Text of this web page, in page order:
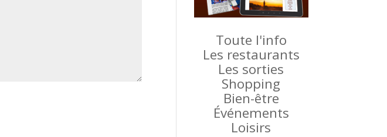
Toute l'info
Les restaurants
Les sorties
Shopping
Bien-être
Événements
Loisirs